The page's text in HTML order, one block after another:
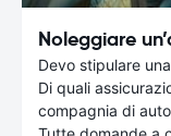
Noleggiare
Devo stipulare
Di quali
compagnia di